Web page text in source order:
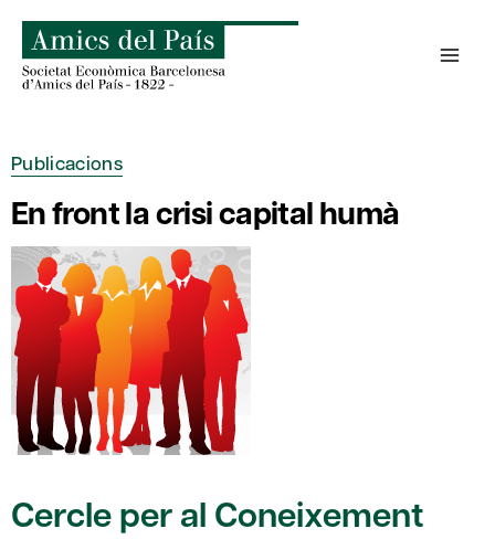
content
Publicacions
En front la crisi capital humà
Cercle per al Coneixement